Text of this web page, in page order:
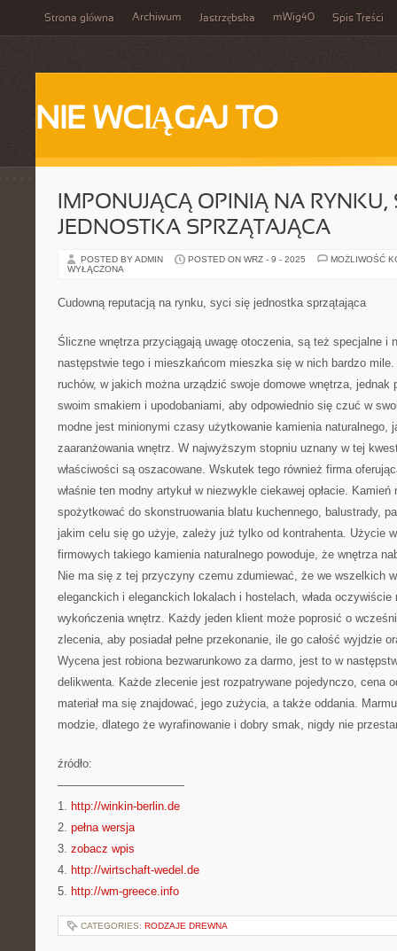
Strona główna Archiwum Jastrzębska mWig40 Spis Treści
NIE WCIĄGAJ TO
IMPONUJĄCĄ OPINIĄ NA RYNKU,
JEDNOSTKA SPRZĄTAJĄCA
POSTED BY ADMIN POSTED ON WRZ - 9 - 2025
MOŻLIWOŚĆ
WYŁĄCZONA
Cudowną reputacją na rynku, syci się jednostka sprzątająca
Śliczne wnętrza przyciągają uwagę otoczenia, są też specjalne i
następstwie tego i mieszkańcom mieszka się w nich bardzo
ruchów, w jakich można urządzić swoje domowe wnętrza, jednak
swoim smakiem i upodobaniami, aby odpowiednio się czuć w
modne jest minionymi czasy użytkowanie kamienia naturalnego,
zaaranżowania wnętrz. W najwyższym stopniu uznany w tej
właściwości są oszacowane. Wskutek tego również firma
właśnie ten modny artykuł w niezwykle ciekawej opłacie. Kamień
spożytkować do skonstruowania blatu kuchennego, balustrady,
jakim celu się go użyje, zależy już tylko od kontrahenta. Użycie
firmowych takiego kamienia naturalnego powoduje, że wnętrza
Nie ma się z tej przyczyny czemu zdumiewać, że we wszelkich
eleganckich i eleganckich lokalach i hostelach, włada
wykończenia wnętrz. Każdy jeden klient może poprosić o
zlecenia, aby posiadał pełne przekonanie, ile go całość wyjdzie
Wycena jest robiona bezwarunkowo za darmo, jest to w
delikwenta. Każde zlecenie jest rozpatrywane pojedynczo, cena
materiał ma się znajdować, jego zużycia, a także oddania.
modzie, dlatego że wyrafinowanie i dobry smak, nigdy nie
źródło:
———————————
1. http://winkin-berlin.de
2. pełna wersja
3. zobacz wpis
4. http://wirtschaft-wedel.de
5. http://wm-greece.info
CATEGORIES: RODZAJE DREWNA